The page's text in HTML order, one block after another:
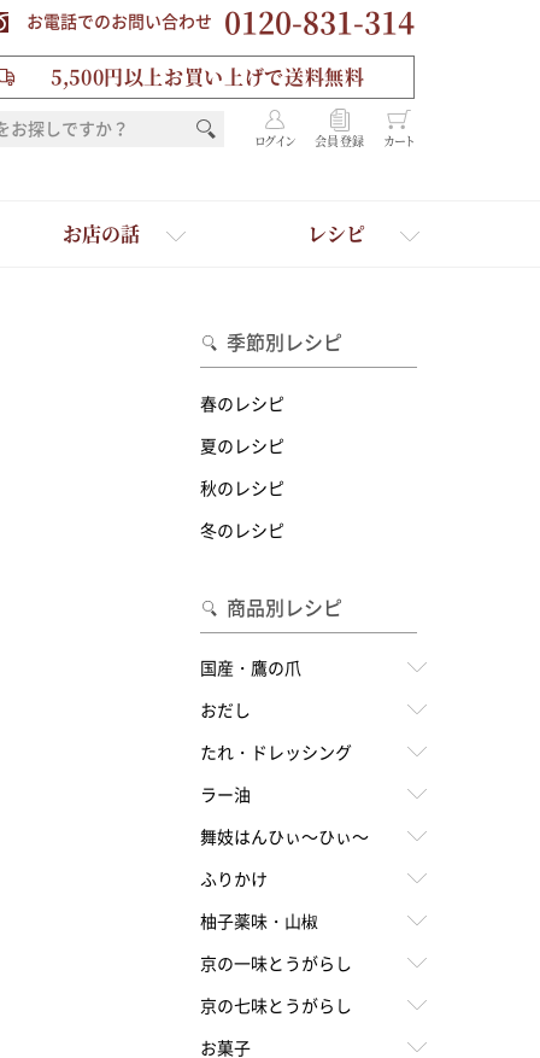
お電話でのお問い合わせ 0120-831-314
5,500円以上お買い上げで送料無料
ログイン 会員登録 カート
せて一味・七味を選ぶ
お店の話 レシピ
季節別レシピ
春のレシピ
夏のレシピ
秋のレシピ
冬のレシピ
商品別レシピ
国産・鷹の爪
おだし
たれ・ドレッシング
ラー油
舞妓はんひぃ～ひぃ～
ふりかけ
柚子薬味・山椒
京の一味とうがらし
京の七味とうがらし
お菓子